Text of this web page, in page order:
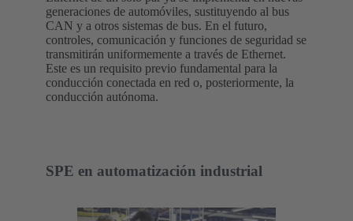
generaciones de automóviles, sustituyendo al bus
CAN y a otros sistemas de bus. En el futuro,
controles, comunicación y funciones de seguridad se
transmitirán uniformemente a través de Ethernet.
Este es un requisito previo fundamental para la
conducción conectada en red o, posteriormente, la
conducción autónoma.
SPE en automatización industrial